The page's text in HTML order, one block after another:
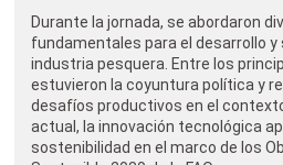
Durante la jornada, se abordaron
fundamentales para el desarrollo y
industria pesquera. Entre los
estuvieron la coyuntura política y
desafíos productivos en el
actual, la innovación tecnológica
sostenibilidad en el marco de los